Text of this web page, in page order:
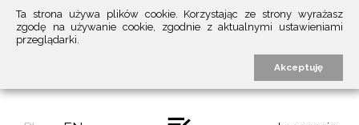
Ta strona używa plików cookie. Korzystając ze strony wyrażasz
zgodę na używanie cookie, zgodnie z aktualnymi ustawieniami
przeglądarki.
Akceptuję